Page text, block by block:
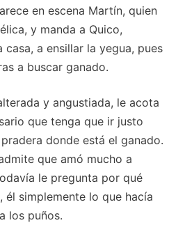
en escena Martín, quien
y manda a Quico,
a ensillar la yegua, pues
a buscar ganado.
y angustiada, le acota
que tenga que ir justo
donde está el ganado.
que amó mucho a
le pregunta por qué
él simplemente lo que hacía
los puños.